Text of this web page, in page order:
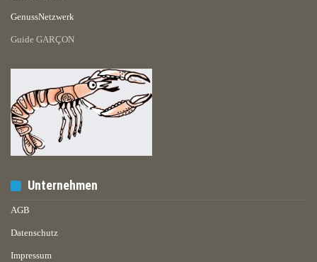
GenussNetzwerk
Guide GARÇON
Unternehmen
AGB
Datenschutz
Impressum